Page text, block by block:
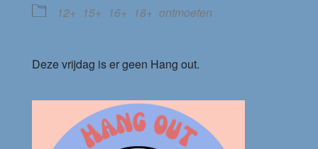
12+ 15+ 16+ 18+ ontmoeten
Deze vrijdag is er geen Hang out.